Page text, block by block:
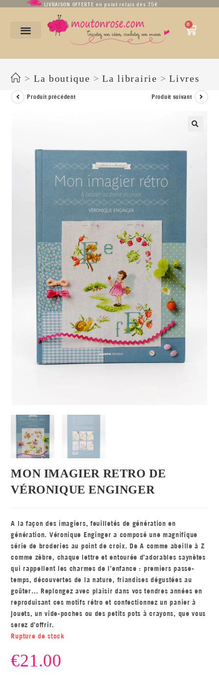
LIVRAISON OFFERTE en point relais dès 75€
0
> La boutique > La librairie > Livres
Produit précédent Produit suivant
MON IMAGIER RETRO DE
VÉRONIQUE ENGINGER
A la façon des imagiers, feuilletés de génération en
génération. Véronique Enginger a composé une magnifique
série de broderies au point de croix. De A comme abeille à Z
comme zèbre, chaque lettre et entourée d’adorables saynètes
qui rappellent les charmes de l’enfance : premiers passe-
temps, découvertes de la nature, friandises dégustées au
goûter… Replongez avec plaisir dans vos tendres années en
reproduisant ces motifs rétro et confectionnez un panier à
jouets, un vide-poches ou des petits pots à crayons, que vous
serez d’offrir.
Rupture de stock
€21.00